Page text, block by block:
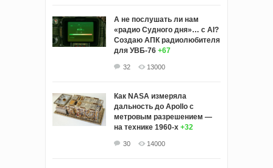
А не послушать ли нам
«радио Судного дня»… с AI?
Создаю АПК радиолюбителя
для УВБ-76 +67
32 13000
Как NASA измеряла
дальность до Apollo с
метровым разрешением —
на технике 1960-х +32
30 14000